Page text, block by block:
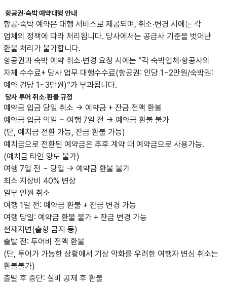
항공권·숙박 예약대행 안내
항공·숙박 예약은 대행 서비스로 제공되며, 취소·변경 시에는 각
업체의 정책에 따라 처리됩니다. 당사에서는 공급사 기준을 벗어난
환불 처리가 불가합니다.
항공권과 숙박 예약 취소·변경 요청 시에는 “각 숙박업체·항공사의
자체 수수료+ 당사 업무 대행수수료(항공권: 인당 1~2만원/숙박권:
예약 건당 1~3만원)”가 부과됩니다.
당사 투어 취소·환불 규정
예약금 입금 당일 취소 → 예약금 + 잔금 전액 환불
예약금 입금 익일 ~ 여행 7일 전 → 예약금 환불 불가
(단, 예치금 전환 가능, 잔금 환불 가능)
예치금으로 전환된 예약금은 추후 계약 때 예약금으로 사용가능.
(예치금 타인 양도 불가)
여행 7일 전 ~ 당일 → 예약금 환불 불가
최소 지상비 40% 변상
일부 인원 취소
여행 1일 전: 예약금 환불 + 잔금 변경 가능
여행 당일: 예약금 환불 불가 + 잔금 변경 가능
천재지변(출항 금지 등)
출발 전: 투어비 전액 환불
(단, 투어가 가능한 상황에서 기상 악화를 우려한 여행자 변심 취소는
환불불가)
출발 후 중단: 실비 공제 후 환불